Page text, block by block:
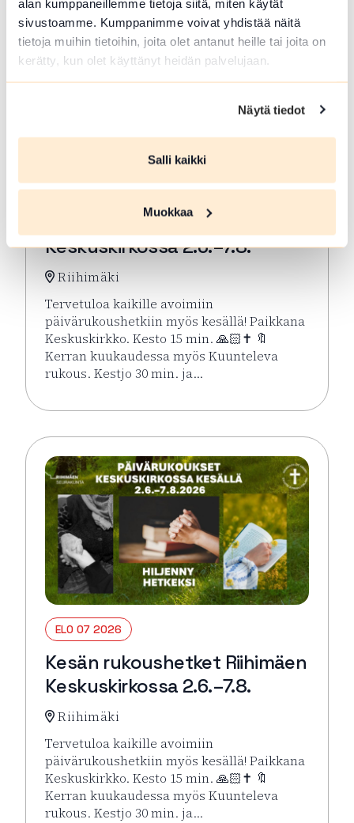
alan kumppaneillemme tietoja siitä, miten käytät
sivustoamme. Kumppanimme voivat yhdistää näitä
tietoja muihin tietoihin, joita olet antanut heille tai joita on
kerätty, kun olet käyttänyt heidän palvelujaan.
Näytä tiedot
Salli kaikki
Muokkaa
ELO 07 2026
Kesän rukoushetket Riihimäen
Keskuskirkossa 2.6.–7.8.
Riihimäki
Tervetuloa kaikille avoimiin
päivärukoushetkiin myös kesällä! Paikkana
Keskuskirkko. Kesto 15 min. 🙏🏻✝️ 🔖
Kerran kuukaudessa myös Kuunteleva
rukous. Kestjo 30 min. ja…
Lue lisää tapahtumasta Kesän rukoushetket
ELO 07 2026
Kesän rukoushetket Riihimäen
Keskuskirkossa 2.6.–7.8.
Riihimäki
Tervetuloa kaikille avoimiin
päivärukoushetkiin myös kesällä! Paikkana
Keskuskirkko. Kesto 15 min. 🙏🏻✝️ 🔖
Kerran kuukaudessa myös Kuunteleva
rukous. Kestjo 30 min. ja…